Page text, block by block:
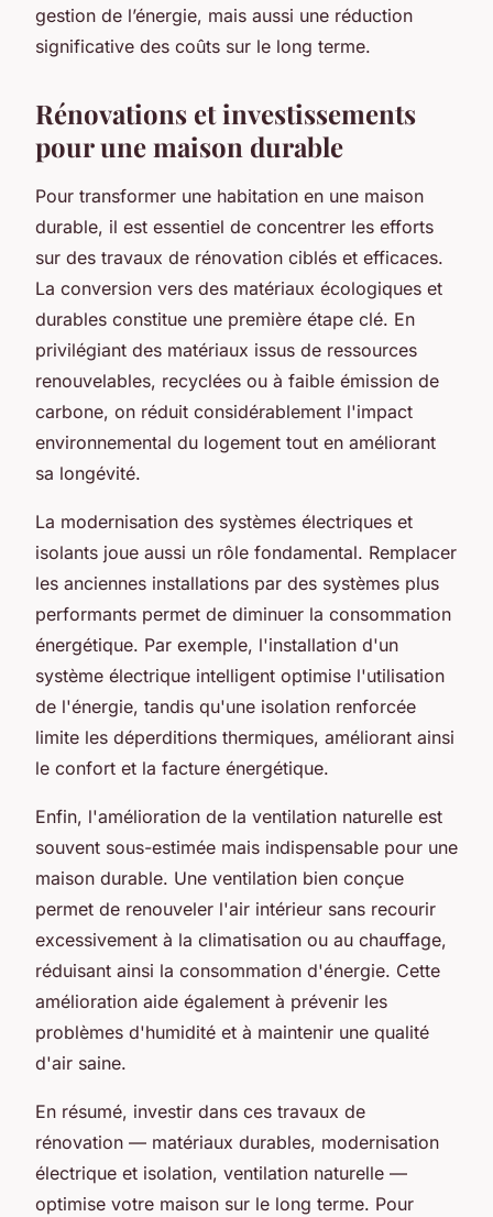
gestion de l’énergie, mais aussi une réduction
significative des coûts sur le long terme.
Rénovations et investissements
pour une maison durable
Pour transformer une habitation en une maison
durable, il est essentiel de concentrer les efforts
sur des travaux de rénovation ciblés et efficaces.
La conversion vers des matériaux écologiques et
durables constitue une première étape clé. En
privilégiant des matériaux issus de ressources
renouvelables, recyclées ou à faible émission de
carbone, on réduit considérablement l'impact
environnemental du logement tout en améliorant
sa longévité.
La modernisation des systèmes électriques et
isolants joue aussi un rôle fondamental. Remplacer
les anciennes installations par des systèmes plus
performants permet de diminuer la consommation
énergétique. Par exemple, l'installation d'un
système électrique intelligent optimise l'utilisation
de l'énergie, tandis qu'une isolation renforcée
limite les déperditions thermiques, améliorant ainsi
le confort et la facture énergétique.
Enfin, l'amélioration de la ventilation naturelle est
souvent sous-estimée mais indispensable pour une
maison durable. Une ventilation bien conçue
permet de renouveler l'air intérieur sans recourir
excessivement à la climatisation ou au chauffage,
réduisant ainsi la consommation d'énergie. Cette
amélioration aide également à prévenir les
problèmes d'humidité et à maintenir une qualité
d'air saine.
En résumé, investir dans ces travaux de
rénovation — matériaux durables, modernisation
électrique et isolation, ventilation naturelle —
optimise votre maison sur le long terme. Pour